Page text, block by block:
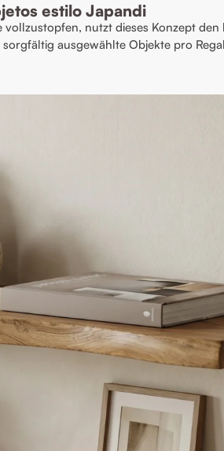
estilo Japandi
nutzt dieses Konzept den
ausgewählte Objekte pro